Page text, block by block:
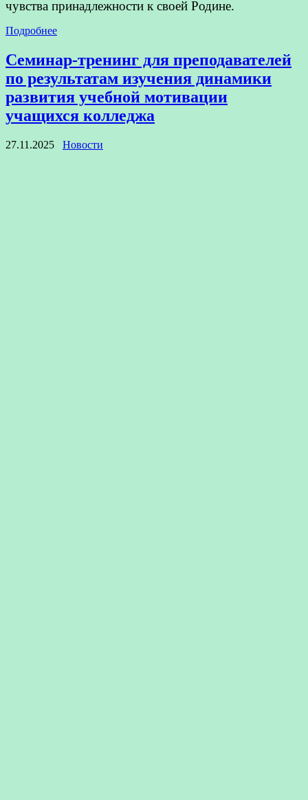
чувства принадлежности к своей Родине.
Подробнее
Семинар-тренинг для преподавателей
по результатам изучения динамики
развития учебной мотивации
учащихся колледжа
27.11.2025 Новости